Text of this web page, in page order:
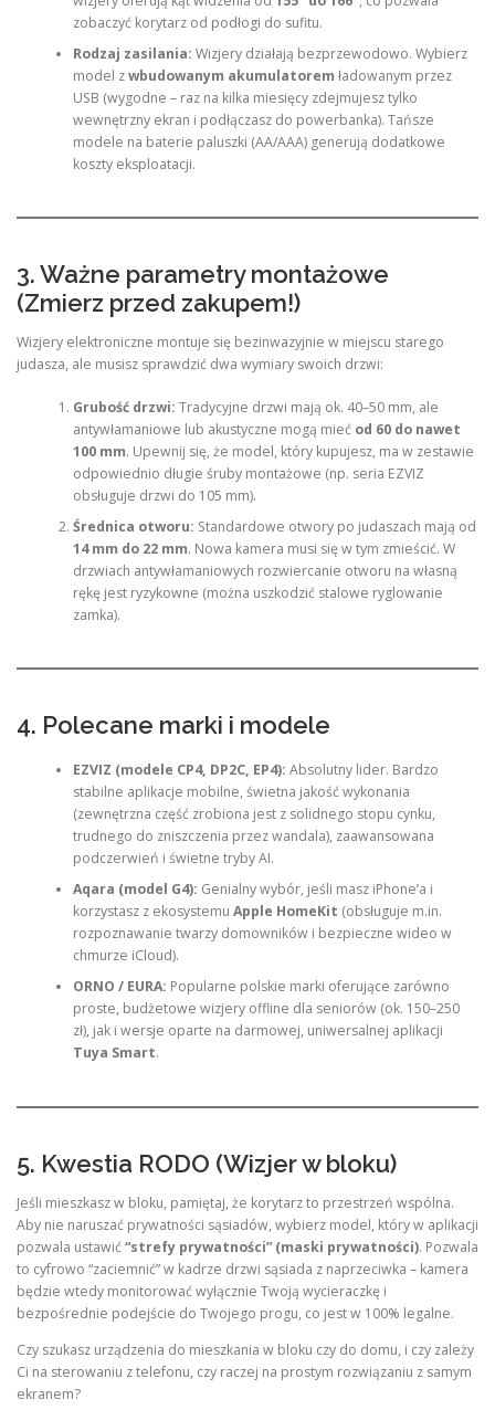
zobaczyć korytarz od podłogi do sufitu.
Rodzaj zasilania: Wizjery działają bezprzewodowo. Wybierz
model zwbudowanym akumulatorem ładowanym przez
USB (wygodne – raz na kilka miesięcy zdejmujesz tylko
wewnętrzny ekran i podłączasz do powerbanka). Tańsze
modele na baterie paluszki (AA/AAA) generują dodatkowe
koszty eksploatacji.
3. Ważne parametry montażowe
(Zmierz przed zakupem!)
Wizjery elektroniczne montuje się bezinwazyjnie w miejscu starego
judasza, ale musisz sprawdzić dwa wymiary swoich drzwi:
Grubość drzwi: Tradycyjne drzwi mają ok. 40–50 mm, ale
antywłamaniowe lub akustyczne mogą mieć od 60 do nawet
100 mm. Upewnij się, że model, który kupujesz, ma w zestawie
odpowiednio długie śruby montażowe (np. seria EZVIZ
obsługuje drzwi do 105 mm).
Średnica otworu: Standardowe otwory po judaszach mają od
14 mm do 22 mm. Nowa kamera musi się w tym zmieścić. W
drzwiach antywłamaniowych rozwiercanie otworu na własną
rękę jest ryzykowne (można uszkodzić stalowe ryglowanie
zamka).
4. Polecane marki i modele
EZVIZ (modele CP4, DP2C, EP4): Absolutny lider. Bardzo
stabilne aplikacje mobilne, świetna jakość wykonania
(zewnętrzna część zrobiona jest z solidnego stopu cynku,
trudnego do zniszczenia przez wandala), zaawansowana
podczerwień i świetne tryby AI.
Aqara (model G4): Genialny wybór, jeśli masz iPhone’a i
korzystasz z ekosystemu Apple HomeKit (obsługuje m.in.
rozpoznawanie twarzy domowników i bezpieczne wideo w
chmurze iCloud).
ORNO / EURA: Popularne polskie marki oferujące zarówno
proste, budżetowe wizjery offline dla seniorów (ok. 150–250
zł), jak i wersje oparte na darmowej, uniwersalnej aplikacji
Tuya Smart.
5. Kwestia RODO (Wizjer w bloku)
Jeśli mieszkasz w bloku, pamiętaj, że korytarz to przestrzeń wspólna.
Aby nie naruszać prywatności sąsiadów, wybierz model, który w aplikacji
pozwala ustawić“strefy prywatności” (maski prywatności). Pozwala
to cyfrowo “zaciemnić” w kadrze drzwi sąsiada z naprzeciwka – kamera
będzie wtedy monitorować wyłącznie Twoją wycieraczkę i
bezpośrednie podejście do Twojego progu, co jest w 100% legalne.
Czy szukasz urządzenia do mieszkania w bloku czy do domu, i czy zależy
Ci na sterowaniu z telefonu, czy raczej na prostym rozwiązaniu z samym
ekranem?